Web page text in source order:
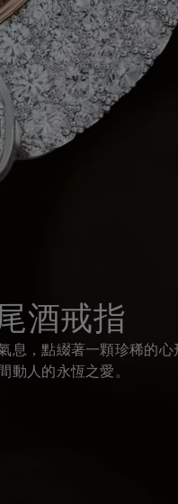
酒戒指
息，點綴著一顆珍稀的心
動人的永恆之愛。